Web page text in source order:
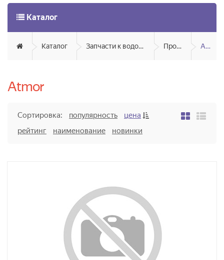
Каталог
Каталог Запчасти к водонагревателям Проточные Atmor
Atmor
Сортировка: популярность
цена
рейтинг
наименование новинки